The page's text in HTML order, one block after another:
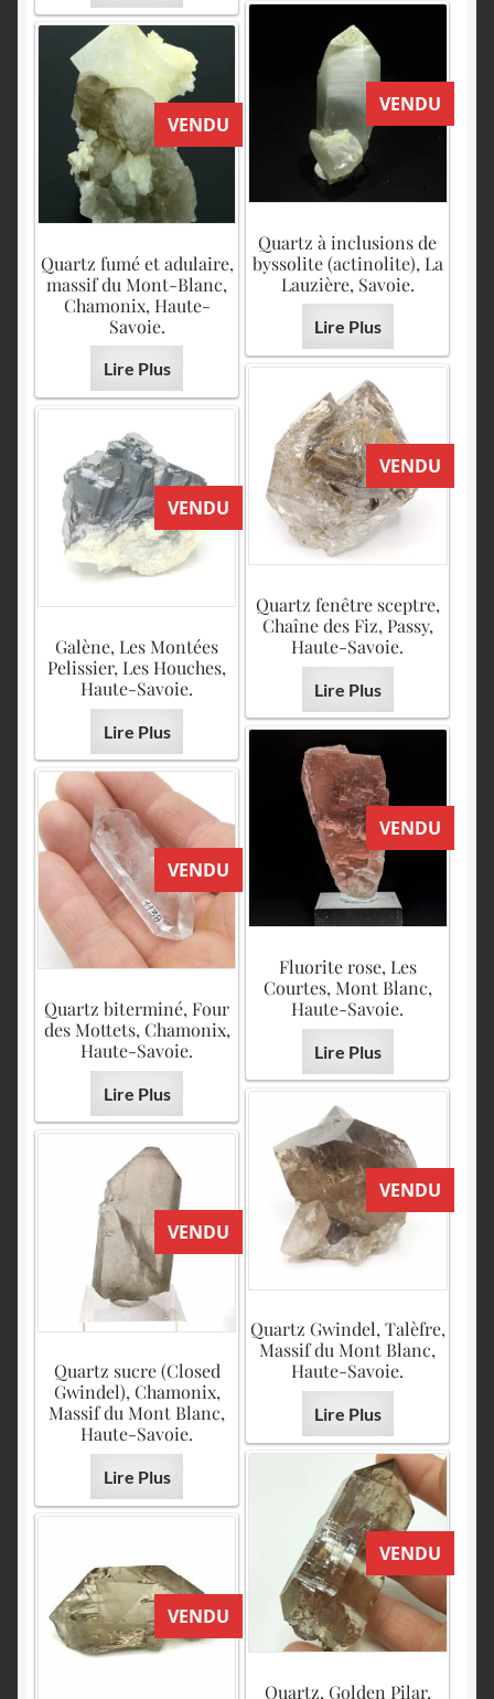
VENDU
Quartz à inclusions de
byssolite (actinolite), La
Lauzière, Savoie.
Lire Plus
VENDU
Quartz fumé et adulaire,
massif du Mont-Blanc,
Chamonix, Haute-
Savoie.
Lire Plus
VENDU
Quartz fenêtre sceptre,
Chaîne des Fiz, Passy,
Haute-Savoie.
Lire Plus
VENDU
Galène, Les Montées
Pelissier, Les Houches,
Haute-Savoie.
Lire Plus
VENDU
Fluorite rose, Les
Courtes, Mont Blanc,
Haute-Savoie.
Lire Plus
VENDU
Quartz biterminé, Four
des Mottets, Chamonix,
Haute-Savoie.
Lire Plus
VENDU
Quartz Gwindel, Talèfre,
Massif du Mont Blanc,
Haute-Savoie.
Lire Plus
VENDU
Quartz sucre (Closed
Gwindel), Chamonix,
Massif du Mont Blanc,
Haute-Savoie.
Lire Plus
VENDU
Quartz, Golden Pilar,
VENDU